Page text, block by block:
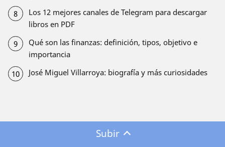
Los 12 mejores canales de Telegram para descargar
libros en PDF
Qué son las finanzas: definición, tipos, objetivo e
importancia
José Miguel Villarroya: biografía y más curiosidades
Subir